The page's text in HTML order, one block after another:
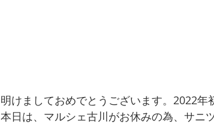
明けましておめでとうございます。2022年
本日は、マルシェ古川がお休みの為、サニ